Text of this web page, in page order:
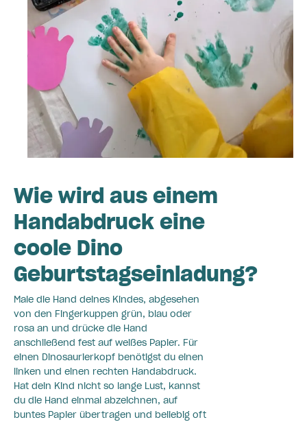
Wie wird aus einem
Handabdruck eine
coole Dino
Geburtstagseinladung?
Male die Hand deines Kindes, abgesehen
von den Fingerkuppen grün, blau oder
rosa an und drücke die Hand
anschließend fest auf weißes Papier. Für
einen Dinosaurierkopf benötigst du einen
linken und einen rechten Handabdruck.
Hat dein Kind nicht so lange Lust, kannst
du die Hand einmal abzeichnen, auf
buntes Papier übertragen und beliebig oft